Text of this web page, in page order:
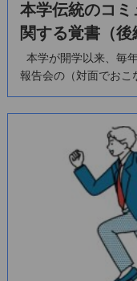
本学伝統のコ
関する覚書（後
本学が開学以来、毎
報告会の（対面でおこ